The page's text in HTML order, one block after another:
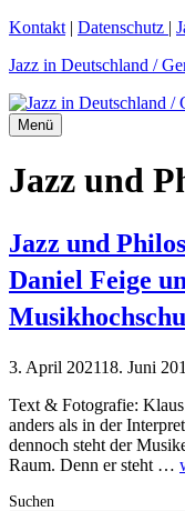
Zum
springen
Kontakt | Datenschutz |
Jazz in Deutschland /
Menü
Jazz und
Jazz und
Daniel Feige
3. April 202118. Juni
Text & Fotografie:
anders als in der
dennoch steht der
Raum. Denn er steht …
Suchen